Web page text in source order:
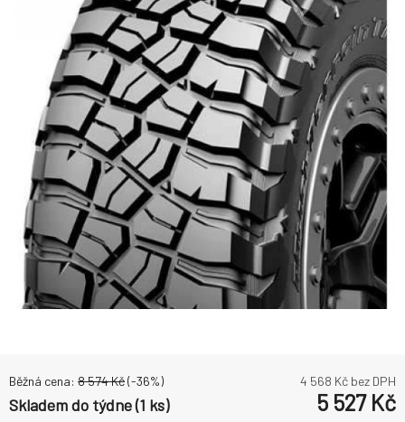
Běžná cena: 8 574Kč(-36%) 4 568 Kč bez DPH
Skladem do týdne (1 ks) 5 527Kč